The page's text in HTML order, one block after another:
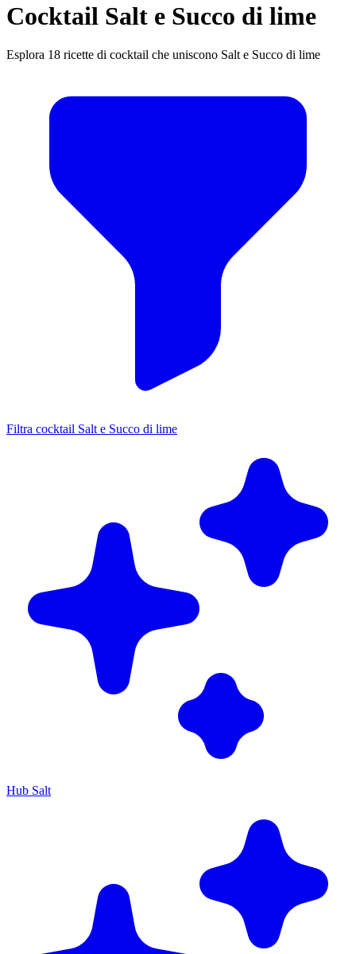
Cocktail Salt e Succo di lime
Esplora 18 ricette di cocktail che uniscono Salt e Succo di lime
Filtra cocktail Salt e Succo di lime
Hub Salt